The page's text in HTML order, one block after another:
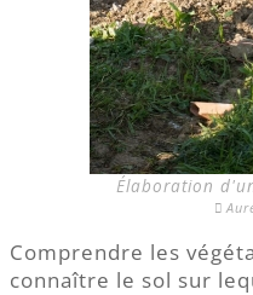
Élaboration
Comprendre les
connaître le sol sur